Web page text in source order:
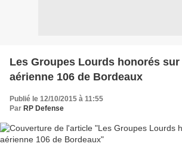
Les Groupes Lourds honorés sur
aérienne 106 de Bordeaux
Publié le 12/10/2015 à 11:55
Par RP Defense